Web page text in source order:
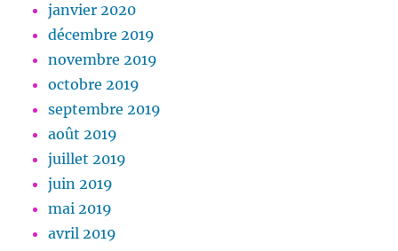
janvier 2020
décembre 2019
novembre 2019
octobre 2019
septembre 2019
août 2019
juillet 2019
juin 2019
mai 2019
avril 2019